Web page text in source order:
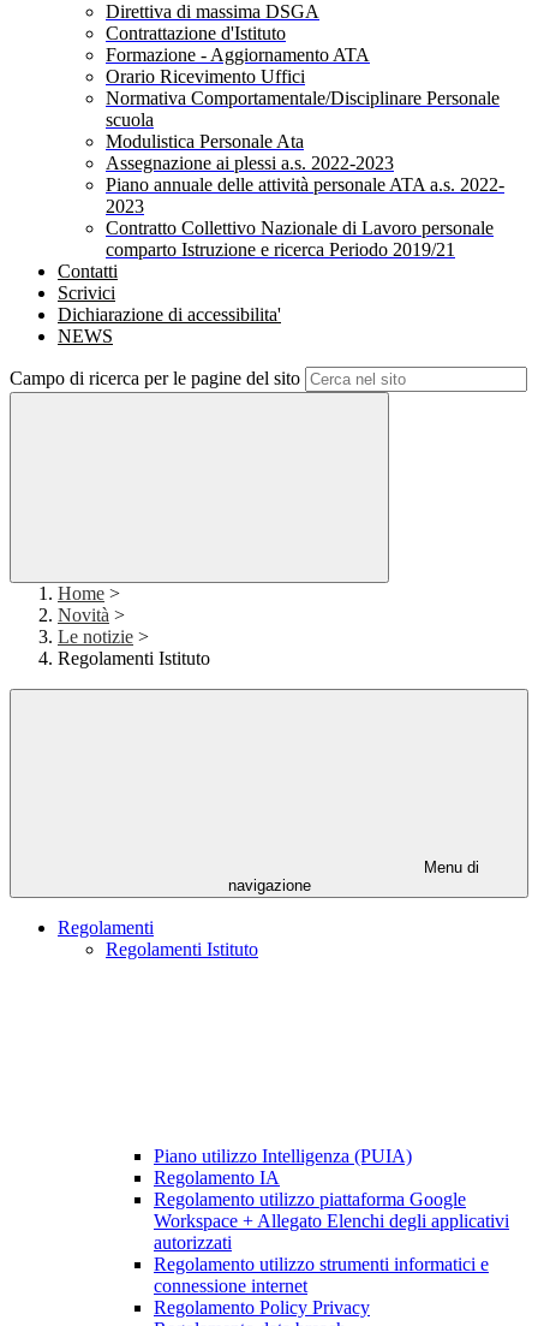
Direttiva di massima DSGA
Contrattazione d'Istituto
Formazione - Aggiornamento ATA
Orario Ricevimento Uffici
Normativa Comportamentale/Disciplinare Personale
scuola
Modulistica Personale Ata
Assegnazione ai plessi a.s. 2022-2023
Piano annuale delle attività personale ATA a.s. 2022-
2023
Contratto Collettivo Nazionale di Lavoro personale
comparto Istruzione e ricerca Periodo 2019/21
Contatti
Scrivici
Dichiarazione di accessibilita'
NEWS
Campo di ricerca per le pagine del sito
Home >
Novità >
Le notizie >
Regolamenti Istituto
Menu di
navigazione
Regolamenti
Regolamenti Istituto
Piano utilizzo Intelligenza (PUIA)
Regolamento IA
Regolamento utilizzo piattaforma Google
Workspace + Allegato Elenchi degli applicativi
autorizzati
Regolamento utilizzo strumenti informatici e
connessione internet
Regolamento Policy Privacy